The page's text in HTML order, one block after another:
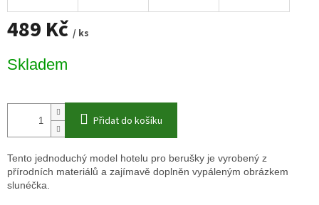
489 Kč / ks
cena:
Skladem
Přidat do košíku
Tento jednoduchý model hotelu pro berušky je vyrobený z
přírodních materiálů a zajímavě doplněn vypáleným obrázkem
slunéčka.